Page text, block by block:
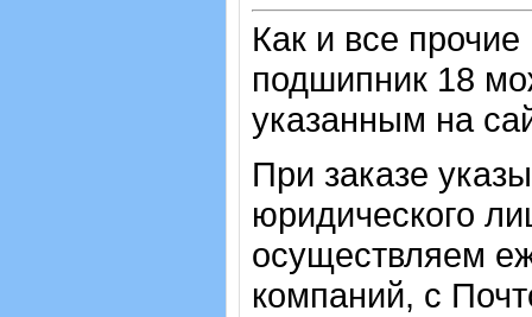
Как и все
подшипник 18
указанным на
При заказе
юридического
осуществляем
компаний, с